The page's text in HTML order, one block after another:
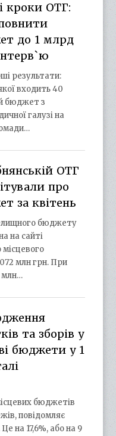
кроки ОТГ:
до 1 млрд
результати:
входить 40
бюджет з
галузі на
ОТГ
про
за квітень
бюджету
на сайті
місцевого
млн грн. При
млн…
та зборів у
бюджети у 1
бюджетів
повідомляє
на 17,6%, або на 9